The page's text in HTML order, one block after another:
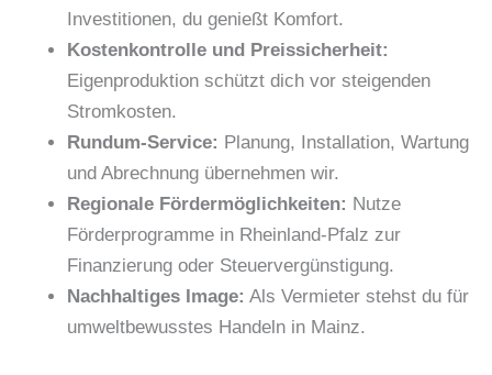
Investitionen, du genießt Komfort.
Kostenkontrolle und Preissicherheit:
Eigenproduktion schützt dich vor steigenden
Stromkosten.
Rundum-Service: Planung, Installation, Wartung
und Abrechnung übernehmen wir.
Regionale Fördermöglichkeiten: Nutze
Förderprogramme in Rheinland‑Pfalz zur
Finanzierung oder Steuervergünstigung.
Nachhaltiges Image: Als Vermieter stehst du für
umweltbewusstes Handeln in Mainz.